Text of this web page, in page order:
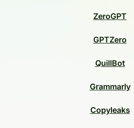
ZeroGPT
GPTZero
QuillBot
Grammarly
Copyleaks